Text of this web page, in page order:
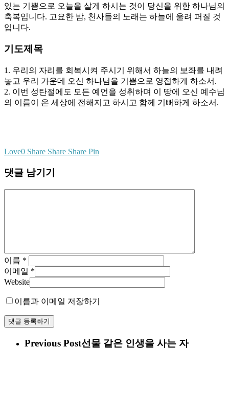
있는 기쁨으로 오늘을 살게 하시는 것이 당신을 위한 하나님의
축복입니다. 고요한 밤, 천사들의 노래는 하늘에 울려 퍼질 것
입니다.
기도제목
1. 우리의 자리를 회복시켜 주시기 위해서 하늘의 보좌를 내려
놓고 우리 가운데 오신 하나님을 기쁨으로 영접하게 하소서.
2. 이번 성탄절에도 모든 예언을 성취하며 이 땅에 오신 예수님
의 이름이 온 세상에 전해지고 하시고 함께 기뻐하게 하소서.
Love0 Share Share Share Pin
댓글 남기기
이름 *
이메일 *
Website
이름과 이메일 저장하기
Previous Post선물 같은 인생을 사는 자